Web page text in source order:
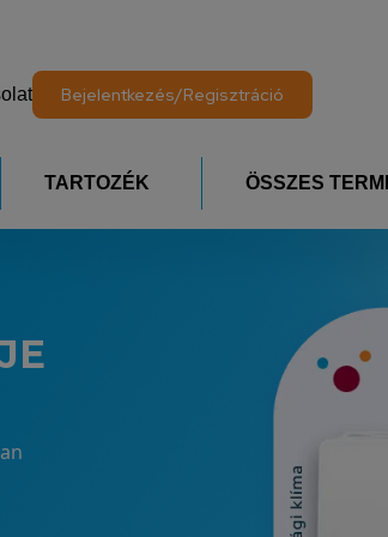
Bejelentkezés/Regisztráció
TARTOZÉK ÖSSZES